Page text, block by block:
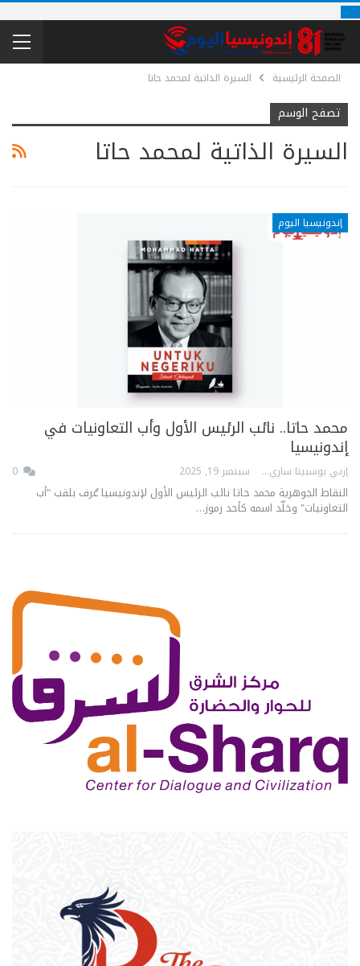
الصفحة الرئيسية السيرة الذاتية لمحمد حاتا
تصفح الوسم
السيرة الذاتية لمحمد حاتا
إندونيسيا اليوم
محمد حاتا.. نائب الرئيس الأول وأب التعاونيات في
إندونيسيا
إرني بوسبيتا ساري سبتمبر 19, 2025
النقاط الجوهرية محمد حاتا نائب الرئيس الأول لإندونيسيا عُرف بلقب "أب
التعاونيات" وخلّد اسمه كأحد رموز…